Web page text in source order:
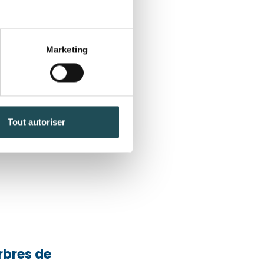
Marketing
Tout autoriser
triacanthos
Doré
de
Quantité désirée*
- +
Quantité désirée*
- +